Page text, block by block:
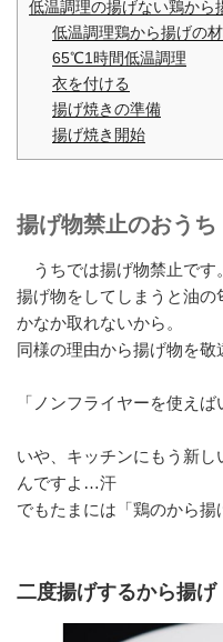
低温調理の揚げない鶏から
低温調理鶏から揚げの
65℃1時間低温調理
衣を付ける
揚げ焼きの準備
揚げ焼き開始
揚げ物禁止のおうち
うちでは揚げ物禁止です
揚げ物をしてしまうと油
かなか取れないから。
同様の理由から揚げ物を
「ノンフライヤーを使え
いや、キッチンにもう新
んですよ…汗
でもたまには「鶏のから揚
二度揚げするから揚げ